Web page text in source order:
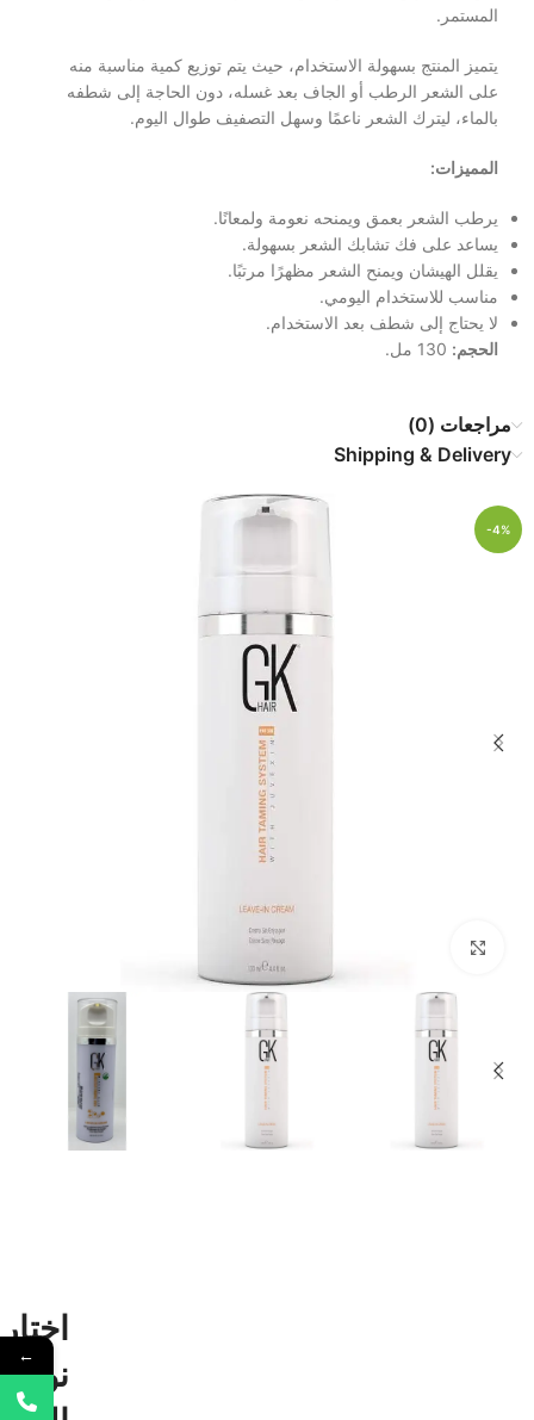
المستمر.
يتميز المنتج بسهولة الاستخدام، حيث يتم توزيع كمية مناسبة منه
على الشعر الرطب أو الجاف بعد غسله، دون الحاجة إلى شطفه
بالماء، ليترك الشعر ناعمًا وسهل التصفيف طوال اليوم.
المميزات:
يرطب الشعر بعمق ويمنحه نعومة ولمعانًا.
يساعد على فك تشابك الشعر بسهولة.
يقلل الهيشان ويمنح الشعر مظهرًا مرتبًا.
مناسب للاستخدام اليومي.
لا يحتاج إلى شطف بعد الاستخدام.
الحجم:
مراجعات (0)
Shipping & Delivery
-4%
اختار
نوع
←